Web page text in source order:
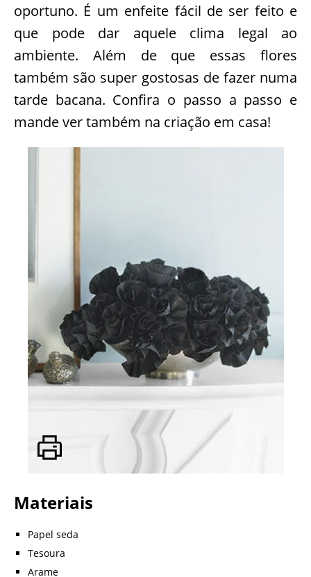
oportuno. É um enfeite fácil de ser feito e
que pode dar aquele clima legal ao
ambiente. Além de que essas flores
também são super gostosas de fazer numa
tarde bacana. Confira o passo a passo e
mande ver também na criação em casa!
Materiais
Papel seda
Tesoura
Arame